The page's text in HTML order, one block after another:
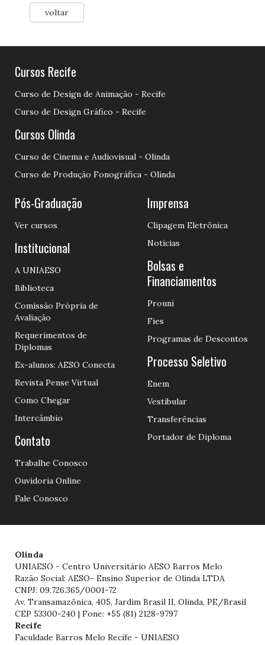
voltar
Cursos Recife
Curso de Design de Animação - Recife
Curso de Design Gráfico - Recife
Cursos Olinda
Curso de Cinema e Audiovisual - Olinda
Curso de Produção Fonográfica - Olinda
Pós-Graduação
Ver cursos
Institucional
A UNIAESO
Biblioteca
Comissão Própria de
Avaliação
Requerimentos de
Diplomas
Ex-alunos: AESO Conecta
Revista Pense Virtual
Como Chegar
Intercâmbio
Contato
Trabalhe Conosco
Ouvidoria Online
Fale Conosco
Imprensa
Clipagem Eletrônica
Notícias
Bolsas e
Financiamentos
Prouni
Fies
Programas de Descontos
Processo Seletivo
Enem
Vestibular
Transferências
Portador de Diploma
Olinda
UNIAESO - Centro Universitário AESO Barros Melo
Razão Social: AESO- Ensino Superior de Olinda LTDA
CNPJ: 09.726.365/0001-72
Av. Transamazônica, 405, Jardim Brasil II, Olinda, PE/Brasil
CEP 53300-240 | Fone: +55 (81) 2128-9797
Recife
Faculdade Barros Melo Recife - UNIAESO